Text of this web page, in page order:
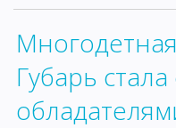
Губарь